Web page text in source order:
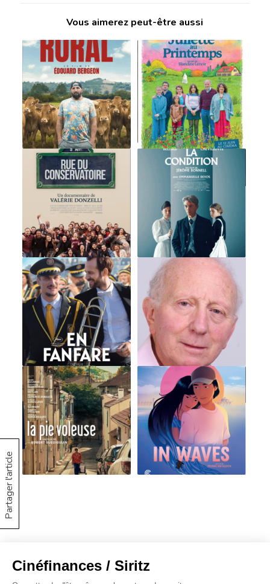
Partager l'article
Vous aimerez peut-être aussi